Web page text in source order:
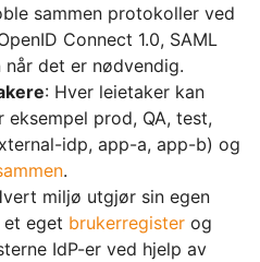
sammen protokoller ved
Connect 1.0, SAML
når det er nødvendig.
: Hver leietaker kan
prod, QA, test,
idp, app-a, app-b) og
.
miljø utgjør sin egen
eget brukerregister og
IdP-er ved hjelp av